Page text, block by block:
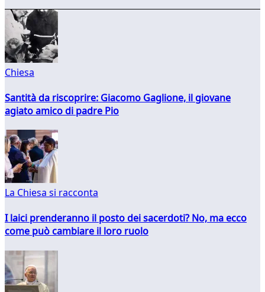
Chiesa
Santità da riscoprire: Giacomo Gaglione, il giovane
agiato amico di padre Pio
La Chiesa si racconta
I laici prenderanno il posto dei sacerdoti? No, ma ecco
come può cambiare il loro ruolo